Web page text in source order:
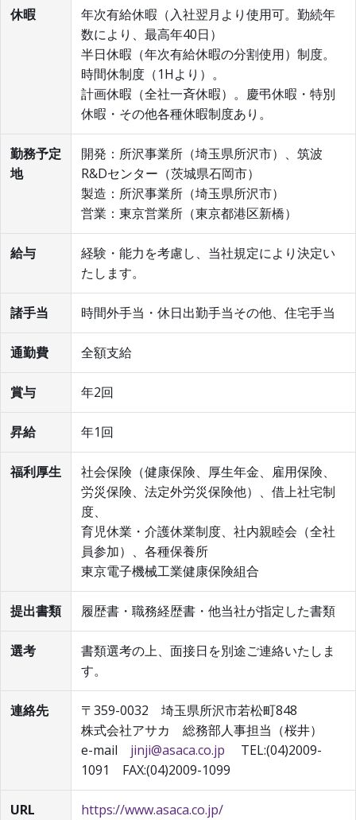
休暇
年次有給休暇（入社翌月より使用可。勤続年
数により、最高年40日）
半日休暇（年次有給休暇の分割使用）制度。
時間休制度（1Hより）。
計画休暇（全社一斉休暇）。慶弔休暇・特別
休暇・その他各種休暇制度あり。
勤務予定
地
開発：所沢事業所（埼玉県所沢市）、筑波
R&Dセンター（茨城県石岡市）
製造：所沢事業所（埼玉県所沢市）
営業：東京営業所（東京都港区新橋）
給与
経験・能力を考慮し、当社規定により決定い
たします。
諸手当 時間外手当・休日出勤手当その他、住宅手当
通勤費 全額支給
賞与 年2回
昇給 年1回
福利厚生
社会保険（健康保険、厚生年金、雇用保険、
労災保険、法定外労災保険他）、借上社宅制
度、
育児休業・介護休業制度、社内親睦会（全社
員参加）、各種保養所
東京電子機械工業健康保険組合
提出書類 履歴書・職務経歴書・他当社が指定した書類
選考
書類選考の上、面接日を別途ご連絡いたしま
す。
連絡先
〒359-0032 埼玉県所沢市若松町848
株式会社アサカ 総務部人事担当（桜井）
e-mail jinji@asaca.co.jp TEL:(04)2009-
1091 FAX:(04)2009-1099
URL https://www.asaca.co.jp/